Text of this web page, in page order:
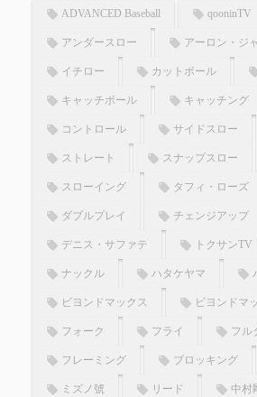
ADVANCED Baseball qooninTV
アンダースロー アーロン・ジ
イチロー カットボール
キャッチボール キャッチング
コントロール サイドスロー
ストレート スナップスロー
スローイング タフィ・ローズ
ダブルプレイ チェンジアップ
デニス・サファテ トクサンTV
ナックル ハタケヤマ
ビヨンドマックス ビヨンドマ
フォーク フライ フル
フレーミング ブロッキング
ミズノ號 リード 中村